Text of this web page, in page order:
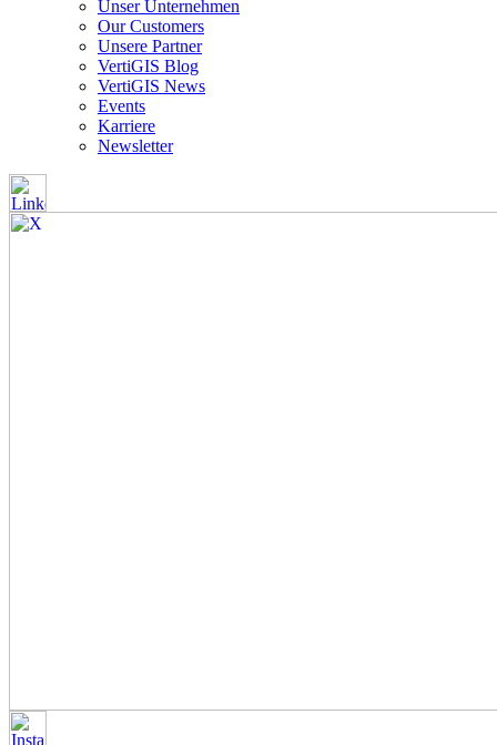
Unser Unternehmen
Our Customers
Unsere Partner
VertiGIS Blog
VertiGIS News
Events
Karriere
Newsletter